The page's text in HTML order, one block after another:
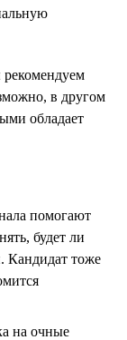
в другом
обладает
помогают
будет ли
Кандидат тоже
на очные